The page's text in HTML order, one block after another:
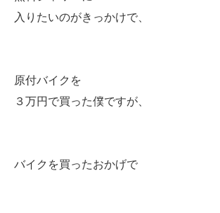
入りたいのがきっかけで、
原付バイクを
３万円で買った僕ですが、
バイクを買ったおかげで